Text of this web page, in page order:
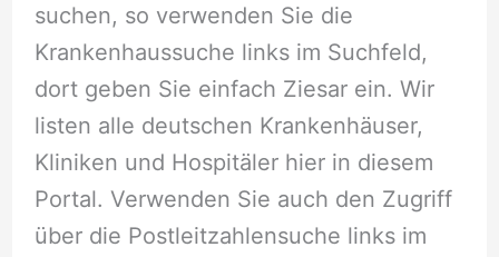
suchen, so verwenden Sie die
Krankenhaussuche links im Suchfeld,
dort geben Sie einfach Ziesar ein. Wir
listen alle deutschen Krankenhäuser,
Kliniken und Hospitäler hier in diesem
Portal. Verwenden Sie auch den Zugriff
über die Postleitzahlensuche links im